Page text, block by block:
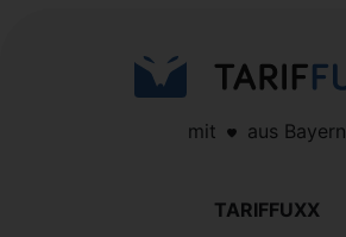
mit aus Bayern
TARIFFUXX